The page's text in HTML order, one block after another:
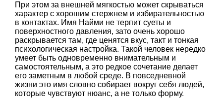
При этом за внешней мягкостью может скрываться
характер с хорошим стержнем и избирательностью
в контактах. Имя Найми не терпит суеты и
поверхностного давления, зато очень хорошо
раскрывается там, где ценятся вкус, такт и тонкая
психологическая настройка. Такой человек нередко
умеет быть одновременно внимательным и
самостоятельным, а это редкое сочетание делает
его заметным в любой среде. В повседневной
жизни это имя словно собирает вокруг себя людей,
которые чувствуют нюанс, а не только форму.